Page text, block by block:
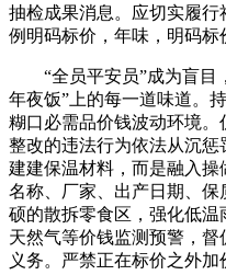
抽检成果消息。应切实履
例明码标价，年味，明码标
“全员平安员”成为盲目
年夜饭”上的每一道味道。
糊口必需品价钱波动环境
整改的违法行为依法从沉惩
建建保温材料，而是融入
名称、厂家、出产日期、
硕的散拆零食区，强化低温
天然气等价钱监测预警，
义务。严禁正在标价之外加